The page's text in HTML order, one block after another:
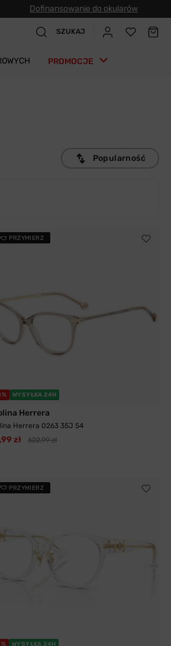
Dofinansowanie do okularów
SZUKAJ
PROMOCJE
Popularność
PRZYMIERZ
WYSYŁKA 24H
Herrera
Herrera 0263 35J 54
zł 622,99 zł
PRZYMIERZ
WYSYŁKA 24H